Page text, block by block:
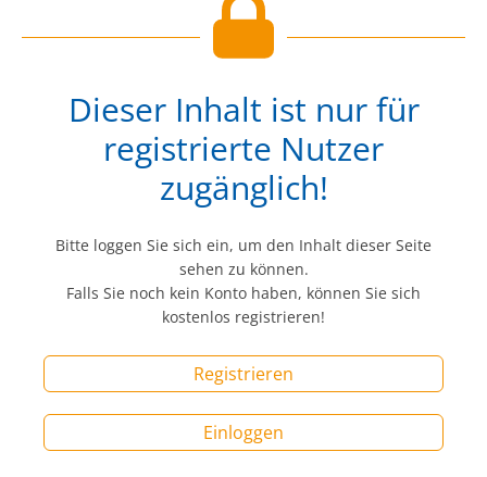
Dieser Inhalt ist nur für
registrierte Nutzer
zugänglich!
Bitte loggen Sie sich ein, um den Inhalt dieser Seite
sehen zu können.
Falls Sie noch kein Konto haben, können Sie sich
kostenlos registrieren!
Registrieren
Einloggen